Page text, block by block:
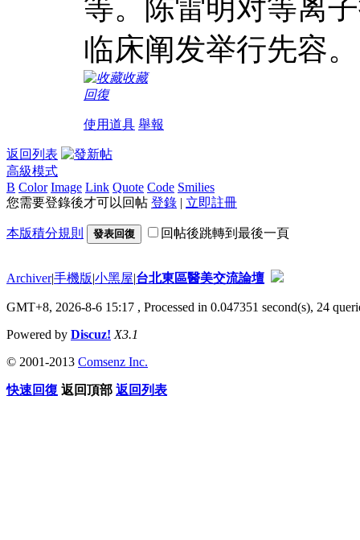
等。陈雷明对等离
临床阐发举行先容。
收藏
回復
使用道具 舉報
返回列表
高級模式
B Color Image Link Quote Code Smilies
您需要登錄後才可以回帖 登錄 | 立即註冊
本版積分規則 發表回復 回帖後跳轉到最後一頁
Archiver|手機版|小黑屋|台北東區醫美交流論壇
GMT+8, 2026-8-6 15:17 , Processed in 0.047351 second(s), 24
Powered by Discuz! X3.1
© 2001-2013 Comsenz Inc.
快速回復 返回頂部 返回列表